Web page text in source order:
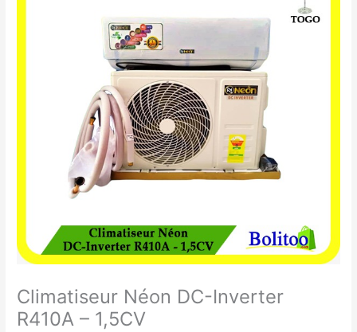
Climatiseur Néon DC-Inverter
R410A – 1,5CV